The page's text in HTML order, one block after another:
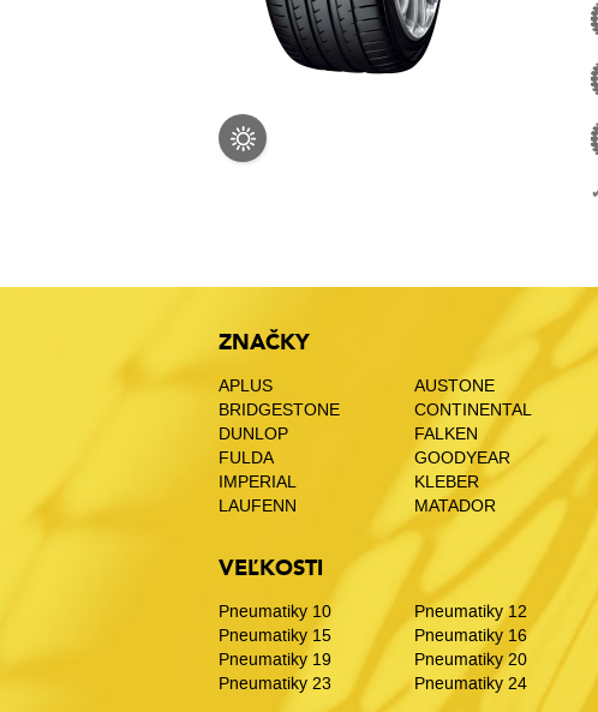
ZNAČKY
APLUS AUSTONE
BRIDGESTONE
CONTINENTAL
DUNLOP
FALKEN
FULDA
GOODYEAR
IMPERIAL
KLEBER
LAUFENN
MATADOR
VEĽKOSTI
Pneumatiky 10 Pneumatiky 12
Pneumatiky 15
Pneumatiky 16
Pneumatiky 19
Pneumatiky 20
Pneumatiky 23
Pneumatiky 24